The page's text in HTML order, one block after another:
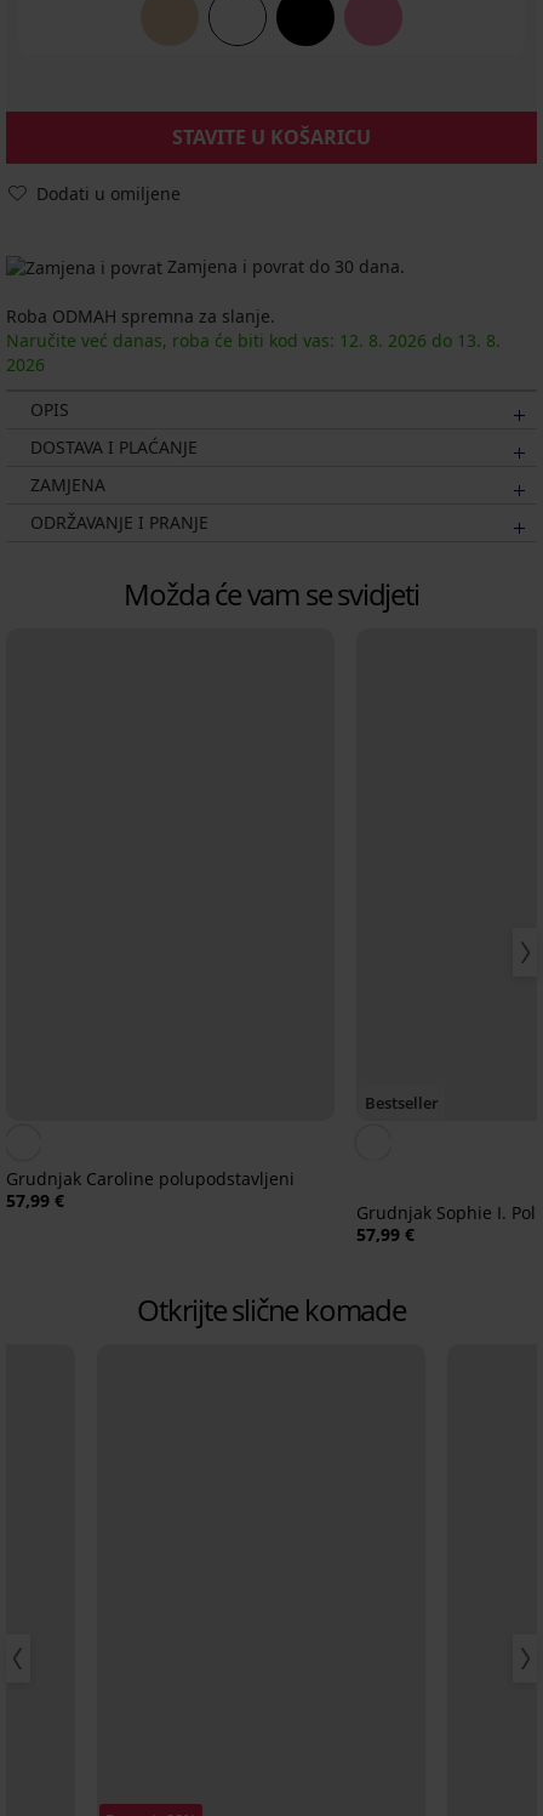
STAVITE U KOŠARICU
Dodati u omiljene
Zamjena i povrat do 30 dana.
Roba ODMAH spremna za slanje.
Naručite već danas, roba će biti kod vas: 12. 8. 2026 do 13. 8.
2026
OPIS
DOSTAVA I PLAĆANJE
ZAMJENA
ODRŽAVANJE I PRANJE
Možda će vam se svidjeti
Grudnjak Caroline polupodstavljeni
57,99 €
Bestseller
Grudnjak Sophie I.
57,99 €
Otkrijte slične komade